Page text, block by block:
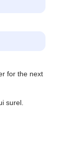
for the next
surel.